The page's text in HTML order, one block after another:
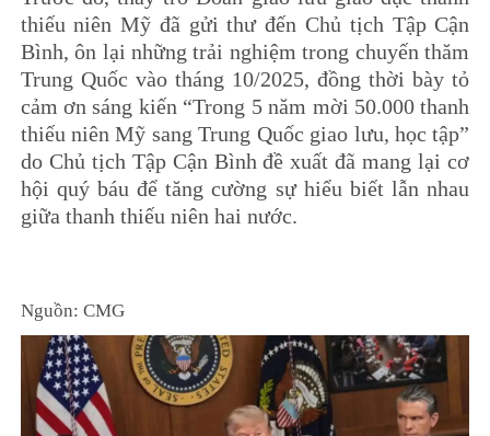
thiếu niên Mỹ đã gửi thư đến Chủ tịch Tập Cận
Bình, ôn lại những trải nghiệm trong chuyến thăm
Trung Quốc vào tháng 10/2025, đồng thời bày tỏ
cảm ơn sáng kiến “Trong 5 năm mời 50.000 thanh
thiếu niên Mỹ sang Trung Quốc giao lưu, học tập”
do Chủ tịch Tập Cận Bình đề xuất đã mang lại cơ
hội quý báu để tăng cường sự hiểu biết lẫn nhau
giữa thanh thiếu niên hai nước.
Nguồn: CMG